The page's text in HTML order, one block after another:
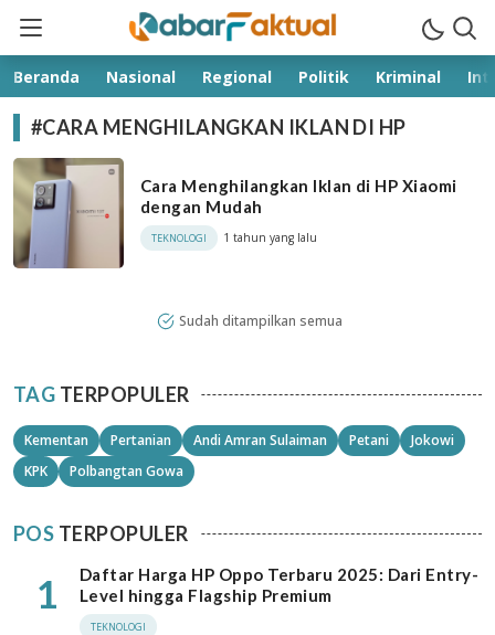
kabarfaktual.com
Terpercaya
Beranda Nasional Regional Politik Kriminal
#CARA MENGHILANGKAN IKLAN DI HP
Cara Menghilangkan Iklan di HP Xiaomi
dengan Mudah
TEKNOLOGI 1 tahun yang lalu
Sudah ditampilkan semua
TAG TERPOPULER
Kementan Pertanian Andi Amran Sulaiman Petani
Jokowi
KPK
Polbangtan Gowa
POS TERPOPULER
1
Daftar Harga HP Oppo Terbaru 2025: Dari Entry-
Level hingga Flagship Premium
TEKNOLOGI